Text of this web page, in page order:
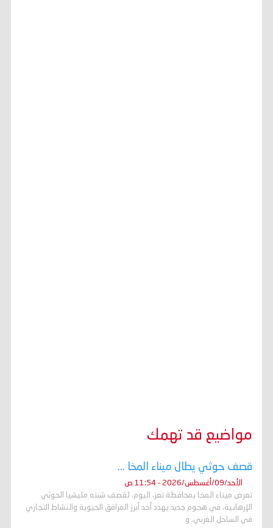
مواضيع قد تهمك
قصف حوثي يطال ميناء المخا ...
الأحد/09/أغسطس/2026 - 11:54 ص
تعرض ميناء المخا بمحافظة تعز، اليوم، لقصف شنته مليشيا الحوثي
الإرهابية، في هجوم جديد يهدد أحد أبرز المرافق الحيوية والنشاط التجاري
في الساحل الغربي. و